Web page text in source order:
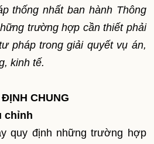
thống nhất ban hành Thông
trường hợp cần thiết phải
pháp trong giải quyết vụ án,
kinh tế.
CHUNG
chỉnh
quy định những trường hợp